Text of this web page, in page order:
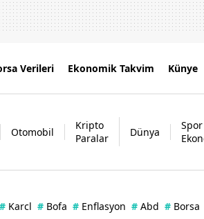
Verileri Ekonomik Takvim Künye
Otomobil
Kripto
Paralar
Dünya
Spor
# Karcl # Bofa # Enflasyon # Abd # Borsa